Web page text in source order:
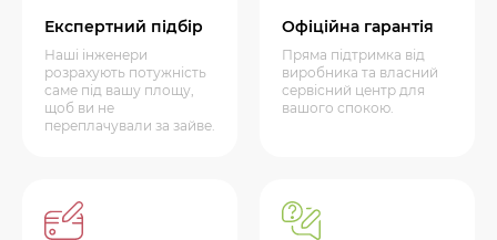
Експертний підбір
Наші інженери
розрахують потужність
саме під вашу площу,
щоб ви не
переплачували за зайве.
Офіційна гарантія
Пряма підтримка від
виробника та власний
сервісний центр для
вашого спокою.